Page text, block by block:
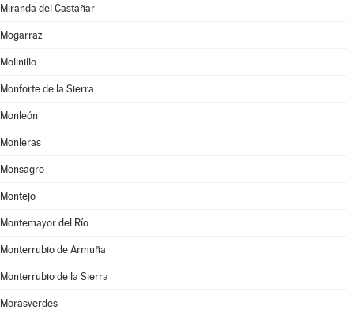
Miranda del Castañar
Mogarraz
Molinillo
Monforte de la Sierra
Monleón
Monleras
Monsagro
Montejo
Montemayor del Río
Monterrubio de Armuña
Monterrubio de la Sierra
Morasverdes